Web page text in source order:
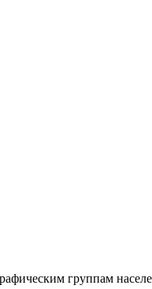
группам